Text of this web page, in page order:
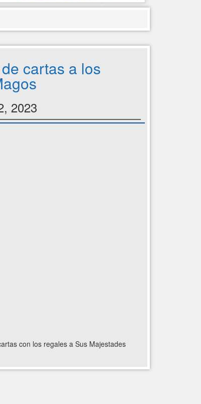
cartas a los
2023
con los regales a Sus Majestades